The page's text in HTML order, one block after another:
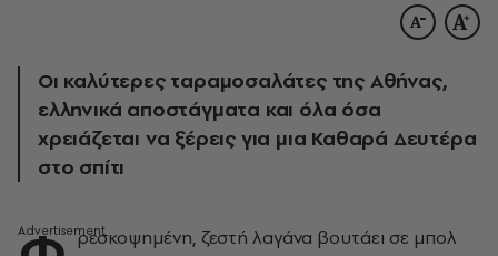
Οι καλύτερες ταραμοσαλάτες της Αθήνας,
ελληνικά αποστάγματα και όλα όσα
χρειάζεται να ξέρεις για μια Καθαρά Δευτέρα
στο σπίτι
ρεσκοψημένη, ζεστή λαγάνα βουτάει σε μπολ